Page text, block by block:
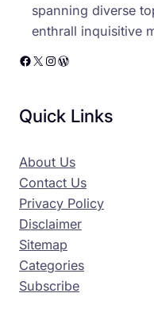
spanning diverse
enthrall inquisitive
Facebook X Instagram WordPress
Quick Links
About Us
Contact Us
Privacy Policy
Disclaimer
Sitemap
Categories
Subscribe